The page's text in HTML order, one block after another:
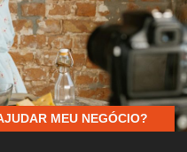
MEU NEGÓCIO?